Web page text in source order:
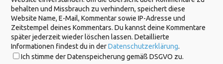
behalten und Missbrauch zu verhindern, speichert diese
Website Name, E-Mail, Kommentar sowie IP-Adresse und
Zeitstempel deines Kommentars. Du kannst deine Kommentare
später jederzeit wieder löschen lassen. Detaillierte
Informationen findest du in derDatenschutzerklärung.
Ich stimme der Datenspeicherung gemäß DSGVO zu.